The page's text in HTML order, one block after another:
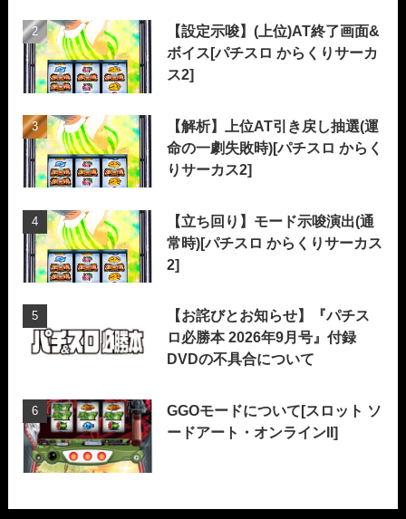
【設定示唆】(上位)AT終了画面&
ボイス[パチスロ からくりサーカ
ス2]
【解析】上位AT引き戻し抽選(運
命の一劇失敗時)[パチスロ からく
りサーカス2]
【立ち回り】モード示唆演出(通
常時)[パチスロ からくりサーカス
2]
【お詫びとお知らせ】『パチス
ロ必勝本 2026年9月号』付録
DVDの不具合について
GGOモードについて[スロット ソ
ードアート・オンラインII]